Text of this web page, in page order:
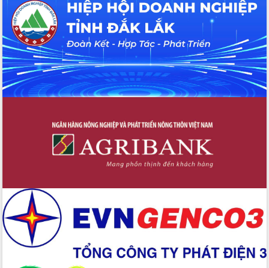
UBND tỉnh họp báo định kỳ tháng 4
năm 2026
Hội thảo khoa học “Giải pháp thúc đẩy
phát triển nền kinh tế xanh tại tỉnh
Đắk Lắk”
Tăng cường giám sát, đôn đốc thực
hiện nhiệm vụ quản lý tài sản công
công tác cải cách thủ tục hành chính
tại Trung tâm Phục vụ hành chính
Đắk Lắk: Tôn vinh 46 giải pháp tại Hội
Đắk Lắk rà soát, điều chỉnh Đề án 190
về phát triển nuôi trồng thủy sản
Phó Chủ tịch UBND tỉnh Đắk Lắk
Trương Công Thái kiểm tra thực địa
Dự án cao tốc Khánh Hòa - Buôn Ma